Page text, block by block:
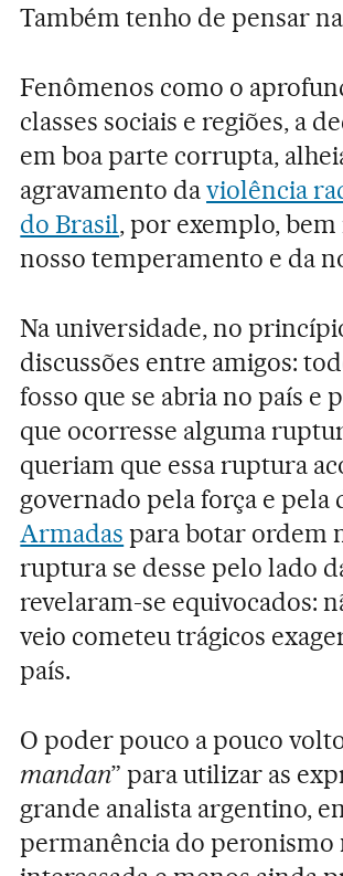
Também tenho de pensar
Fenômenos como o
classes sociais e regiões, a
em boa parte corrupta,
agravamento daviolência
do Brasil, por exemplo, bem
nosso temperamento e da
Na universidade, no
discussões entre amigos:
fosso que se abria no país e
que ocorresse alguma
queriam que essa ruptura
governado pela força e
Armadas para botar ordem
ruptura se desse pelo lado
revelaram-se equivocados:
veio cometeu trágicos
país.
O poder pouco a pouco
mandan” para utilizar as
grande analista argentino,
permanência do peronismo